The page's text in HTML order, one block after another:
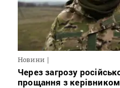
Новини
Через загрозу
прощання з